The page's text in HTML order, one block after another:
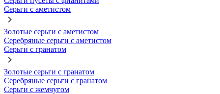
Серьги с аметистом
Золотые серьги с аметистом
Серебряные серьги с аметистом
Серьги с гранатом
Золотые серьги с гранатом
Серебряные серьги с гранатом
Серьги с жемчугом